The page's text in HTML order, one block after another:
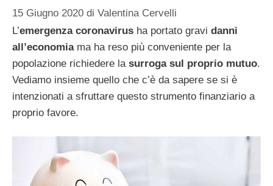
15 Giugno 2020 di Valentina Cervelli
L’emergenza coronavirus ha portato gravi danni
all’economiama ha reso più conveniente per la
popolazione richiedere lasurroga sul proprio mutuo.
Vediamo insieme quello che c’è da sapere se si è
intenzionati a sfruttare questo strumento finanziario a
proprio favore.